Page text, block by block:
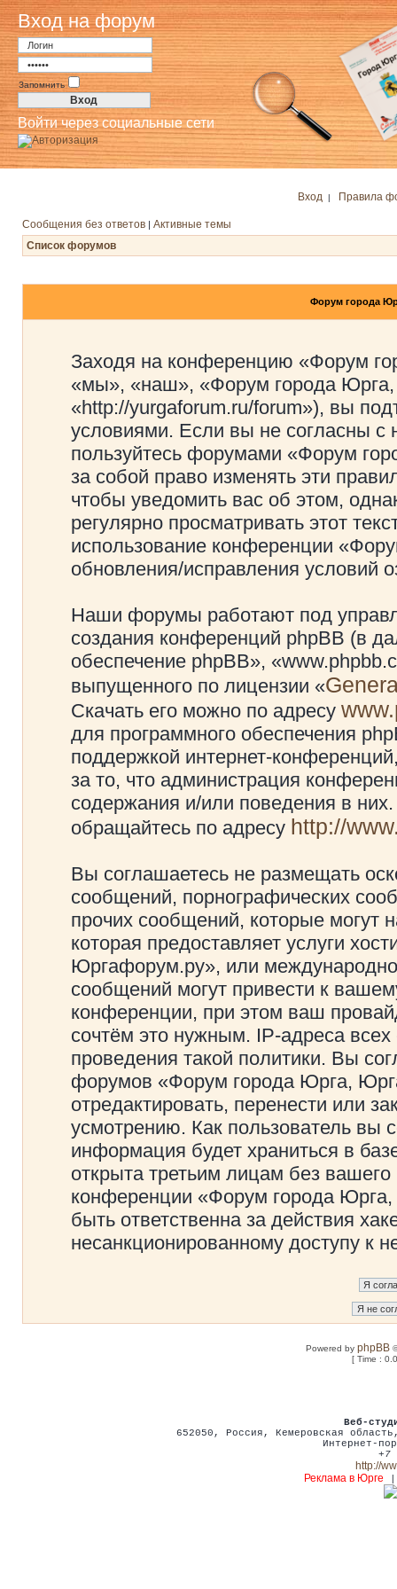
Вход на форум
Запомнить
Войти через социальные сети
Вход | Правила
Сообщения без ответов | Активные темы
Список форумов
Форум города
Заходя на конференцию «Форум
«мы», «наш», «Форум города
«http://yurgaforum.ru/forum»), вы
условиями. Если вы не согласны с
пользуйтесь форумами «Форум
за собой право изменять эти
чтобы уведомить вас об этом,
регулярно просматривать этот
использование конференции
обновления/исправления условий
Наши форумы работают под
создания конференций phpBB (в
обеспечение phpBB»,
выпущенного по лицензии «
Скачать его можно по адресу
для программного обеспечения
поддержкой интернет-
за то, что администрация
содержания и/или поведения в
обращайтесь по адресу http://
Вы соглашаетесь не размещать
сообщений, порнографических
прочих сообщений, которые могут
которая предоставляет услуги
Юргафорум.ру», или
сообщений могут привести к
конференции, при этом ваш
сочтём это нужным. IP-адреса
проведения такой политики. Вы
форумов «Форум города Юрга,
отредактировать, перенести или
усмотрению. Как пользователь вы
информация будет храниться в
открыта третьим лицам без
конференции «Форум города
быть ответственна за действия
несанкционированному доступу к
Powered byphpBB
[ Time :
Веб-
652050 ,Россия , Кемеровская
Интернет-
+7
http://
Реклама в Юрге